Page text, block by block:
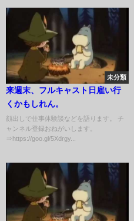
未分類
来週末、フルキャスト日雇い行
くかもしれん。
顔出しで仕事体験談などを語ります。 チ
ャンネル登録おねがいします。
⇒https://goo.gl/5Xdrgy...